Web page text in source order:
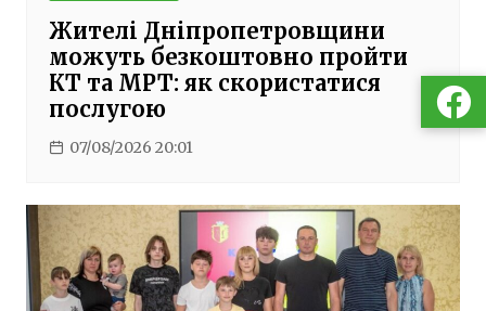
Жителі Дніпропетровщини
можуть безкоштовно пройти
КТ та МРТ: як скористатися
послугою
07/08/2026 20:01